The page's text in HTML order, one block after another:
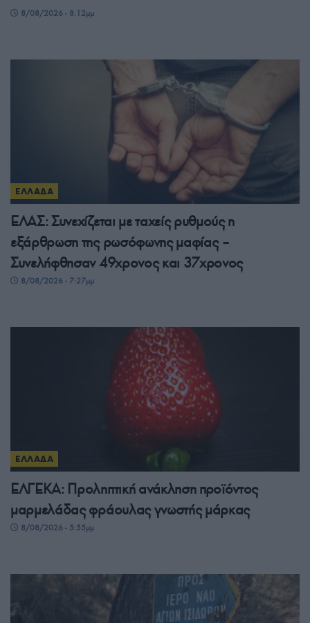
8/08/2026 - 8:12μμ
ΕΛΛΑΔΑ
ΕΛΑΣ: Συνεχίζεται με ταχείς ρυθμούς η
εξάρθρωση της ρωσόφωνης μαφίας –
Συνελήφθησαν 49χρονος και 37χρονος
8/08/2026 - 7:27μμ
ΕΛΛΑΔΑ
ΕΛΓΕΚΑ: Προληπτική ανάκληση προϊόντος
μαρμελάδας φράουλας γνωστής μάρκας
8/08/2026 - 5:55μμ